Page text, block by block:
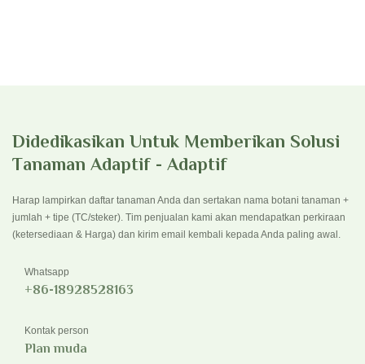
Didedikasikan Untuk Memberikan Solusi
Tanaman Adaptif - Adaptif
Harap lampirkan daftar tanaman Anda dan sertakan nama botani tanaman +
jumlah + tipe (TC/steker). Tim penjualan kami akan mendapatkan perkiraan
(ketersediaan & Harga) dan kirim email kembali kepada Anda paling awal.
Whatsapp
+86-18928528163
Kontak person
Plan muda